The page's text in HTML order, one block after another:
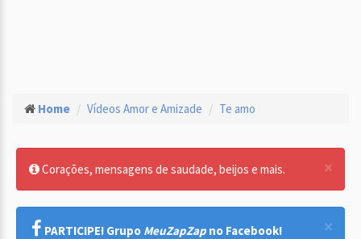
Home Vídeos Amor e Amizade Te amo
×
Corações, mensagens de saudade, beijos e mais.
×
PARTICIPE! Grupo MeuZapZap no Facebook!